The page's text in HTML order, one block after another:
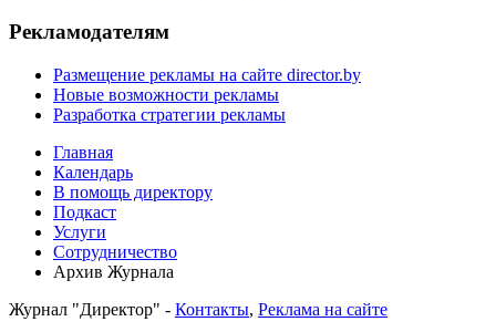
Рекламодателям
Размещение рекламы на сайте director.by
Новые возможности рекламы
Разработка стратегии рекламы
Главная
Календарь
В помощь директору
Подкаст
Услуги
Сотрудничество
Архив Журнала
Журнал "Директор" - Контакты, Реклама на сайте